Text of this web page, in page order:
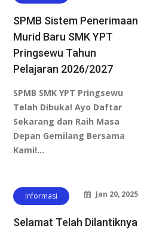
SPMB Sistem Penerimaan
Murid Baru SMK YPT
Pringsewu Tahun
Pelajaran 2026/2027
SPMB SMK YPT Pringsewu
Telah Dibuka! Ayo Daftar
Sekarang dan Raih Masa
Depan Gemilang Bersama
Kami!…
Informasi Jan 20, 2025
Selamat Telah Dilantiknya